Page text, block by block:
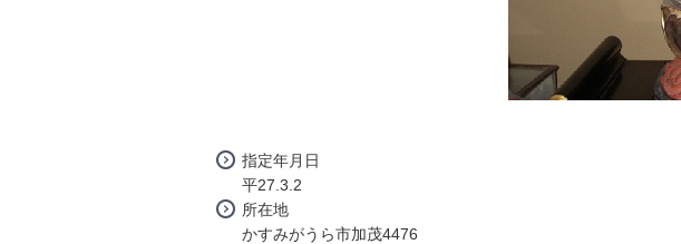
指定年月日
平27.3.2
所在地
かすみがうら市加茂4476